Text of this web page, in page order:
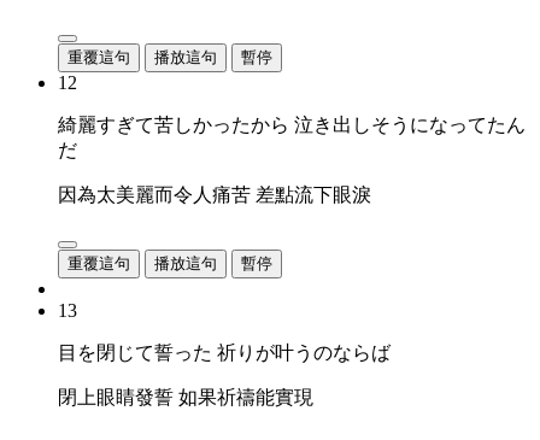
重覆這句 播放這句 暫停
12
綺麗すぎて苦しかったから 泣き出しそうになってたん
だ
因為太美麗而令人痛苦 差點流下眼淚
重覆這句 播放這句 暫停
13
目を閉じて誓った 祈りが叶うのならば
閉上眼睛發誓 如果祈禱能實現